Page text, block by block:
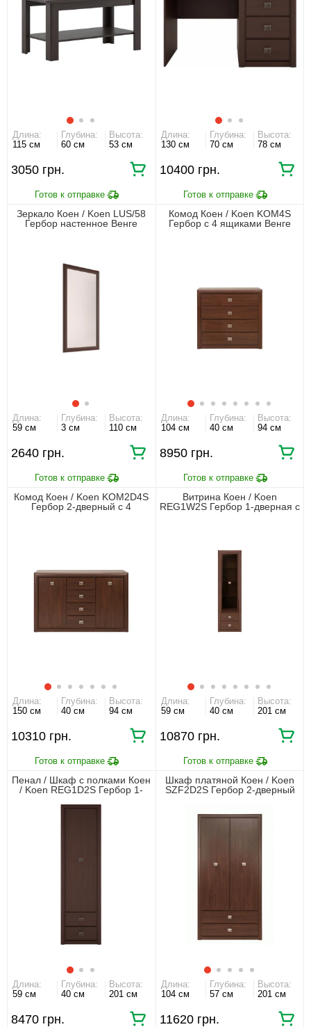
Длина:
115 см
Глубина:
60 см
Высота:
53 см
3050 грн.
Длина:
130 см
Глубина:
70 см
Высота:
78 см
10400 грн.
Зеркало Коен / Koen LUS/58
Гербор настенное Венге
Длина:
59 см
Глубина:
3 см
Высота:
110 см
2640 грн.
Комод Коен / Koen KOM4S
Гербор с 4 ящиками Венге
Длина:
104 см
Глубина:
40 см
Высота:
94 см
8950 грн.
Комод Коен / Koen KOM2D4S
Гербор 2-дверный с 4
Длина:
150 см
Глубина:
40 см
Высота:
94 см
10310 грн.
Витрина Коен / Koen
REG1W2S Гербор 1-дверная с
Длина:
59 см
Глубина:
40 см
Высота:
201 см
10870 грн.
Пенал / Шкаф с полками Коен
/ Koen REG1D2S Гербор 1-
магия
Длина:
59 см
Глубина:
40 см
Высота:
201 см
8470 грн.
Шкаф платяной Коен / Koen
SZF2D2S Гербор 2-дверный
Длина:
104 см
Глубина:
57 см
Высота:
201 см
11620 грн.